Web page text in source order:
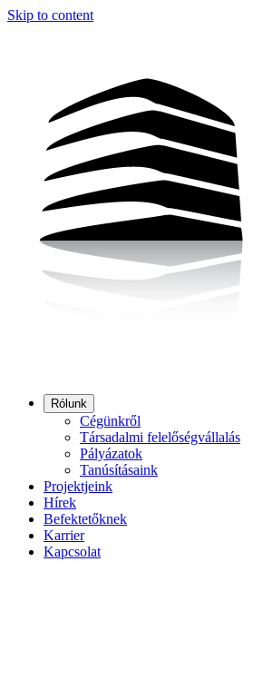
Skip to content
Rólunk
Cégünkről
Társadalmi felelőségvállalás
Pályázatok
Tanúsításaink
Projektjeink
Hírek
Befektetőknek
Karrier
Kapcsolat